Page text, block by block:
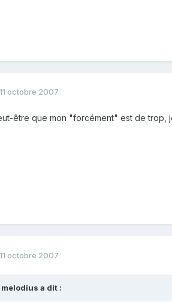
11 octobre 2007
être que mon "forcément" est de trop,
11 octobre 2007
melodius a dit :